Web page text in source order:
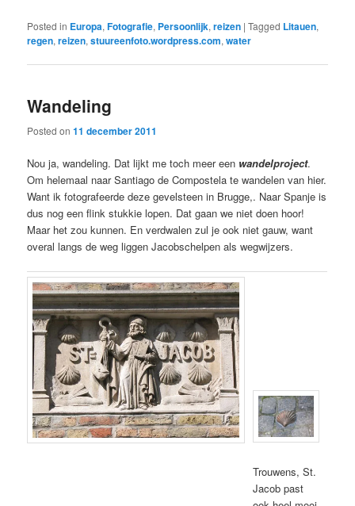
Posted in Europa,Fotografie, Persoonlijk,reizen |Tagged Litauen,
regen,reizen,stuureenfoto.wordpress.com,water
Wandeling
Posted on11 december 2011
Nou ja, wandeling. Dat lijkt me toch meer een wandelproject.
Om helemaal naar Santiago de Compostela te wandelen van hier.
Want ik fotografeerde deze gevelsteen in Brugge,. Naar Spanje is
dus nog een flink stukkie lopen. Dat gaan we niet doen hoor!
Maar het zou kunnen. En verdwalen zul je ook niet gauw, want
overal langs de weg liggen Jacobschelpen als wegwijzers.
Trouwens, St.
Jacob past